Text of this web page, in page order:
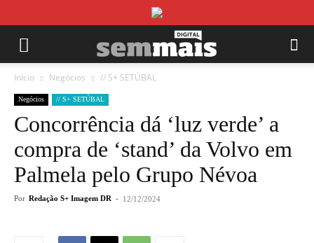
Início Negócios // S+ SETÚBAL
Negócios // S+ SETÚBAL
Concorrência dá ‘luz verde’ a
compra de ‘stand’ da Volvo em
Palmela pelo Grupo Névoa
Por Redação S+ Imagem DR - 12/12/2024